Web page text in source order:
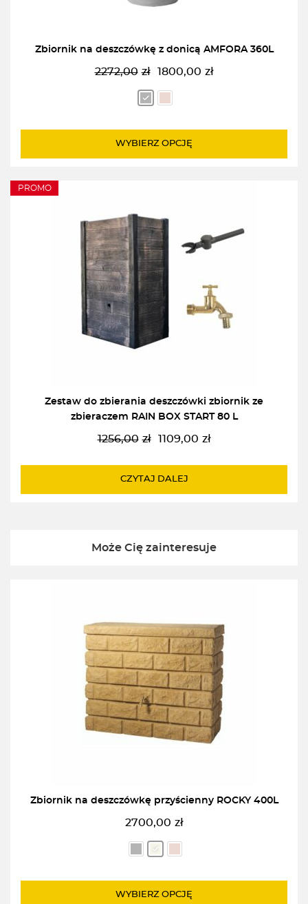
Zbiornik na deszczówkę z donicą AMFORA 360L
2272,00 zł
Pierwotna
cena
wynosiła:
1800,00 zł
Aktualna
cena
wynosi:
WYBIERZ OPCJĘ
PROMO
Zestaw do zbierania deszczówki zbiornik ze
zbieraczem RAIN BOX START 80 L
1256,00 zł
Pierwotna
wynosiła:
1109,00 zł
Aktualna
wynosi:
CZYTAJ DALEJ
Może Cię zainteresuje
Zbiornik na deszczówkę przyścienny ROCKY 400L
2700,00 zł
WYBIERZ OPCJĘ